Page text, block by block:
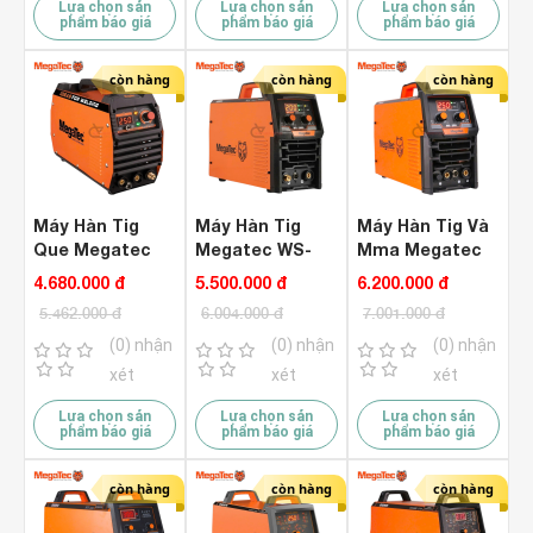
Lựa chọn sản
phẩm báo giá
Lựa chọn sản
phẩm báo giá
Lựa chọn sản
phẩm báo giá
còn hàng
Máy Hàn Tig
Que Megatec
WS-250 Inverter
4.680.000 đ
5.462.000 đ
(0) nhận
xét
Lựa chọn sản
phẩm báo giá
còn hàng
Máy Hàn Tig
Megatec WS-
200S Inverter ( 1
5.500.000 đ
6.004.000 đ
(0) nhận
xét
Lựa chọn sản
phẩm báo giá
còn hàng
Máy Hàn Tig Và
Mma Megatec
WS/TIG-250
220V )
6.200.000 đ
7.001.000 đ
(0) nhận
xét
Lựa chọn sản
phẩm báo giá
còn hàng còn hàng còn hàng